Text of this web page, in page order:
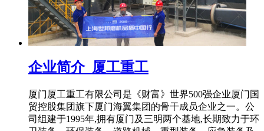
企业简介_厦工重工
厦门厦工重工有限公司是《财富》世界500强企业厦门国
贸控股集团旗下厦门海翼集团的骨干成员企业之一。公
司组建于1995年,拥有厦门及三明两个基地,长期致力于环